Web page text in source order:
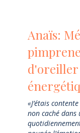
Anaïs:
d'oreiller
«J’étais
non caché